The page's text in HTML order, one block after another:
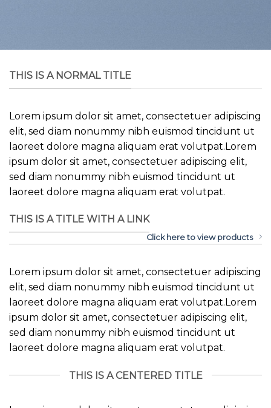
THIS IS A NORMAL TITLE
Lorem ipsum dolor sit amet, consectetuer adipiscing
elit, sed diam nonummy nibh euismod tincidunt ut
laoreet dolore magna aliquam erat volutpat.Lorem
ipsum dolor sit amet, consectetuer adipiscing elit,
sed diam nonummy nibh euismod tincidunt ut
laoreet dolore magna aliquam erat volutpat.
THIS IS A TITLE WITH A LINK
Click here to view products
Lorem ipsum dolor sit amet, consectetuer adipiscing
elit, sed diam nonummy nibh euismod tincidunt ut
laoreet dolore magna aliquam erat volutpat.Lorem
ipsum dolor sit amet, consectetuer adipiscing elit,
sed diam nonummy nibh euismod tincidunt ut
laoreet dolore magna aliquam erat volutpat.
THIS IS A CENTERED TITLE